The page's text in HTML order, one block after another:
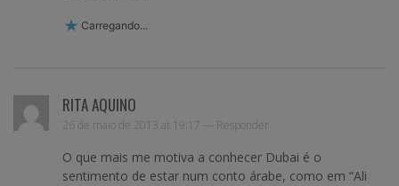
Carregando...
RITA AQUINO
26 de maio de 2013 at 19:17 — Responder
O que mais me motiva a conhecer Dubai é o
sentimento de estar num conto árabe, como em “Ali